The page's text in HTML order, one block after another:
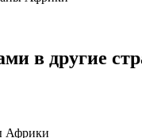
в другие